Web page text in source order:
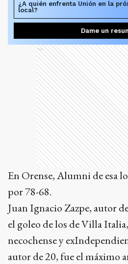
¿A quién enfrenta Unión en la
local?
Dame un
Ads
En Orense, Alumni de esa
por 78-68.
Juan Ignacio Zazpe, autor
el goleo de los de Villa
necochense y
autor de 20, fue el máximo